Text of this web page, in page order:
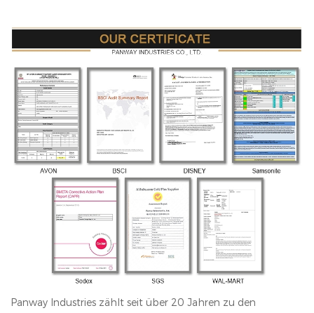
Panway Industries zählt seit über 20 Jahren zu den